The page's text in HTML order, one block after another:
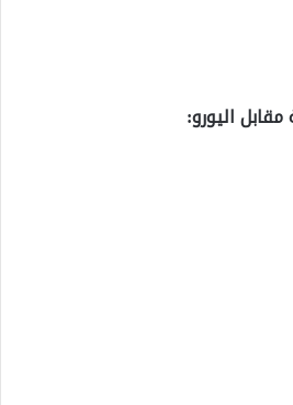
اليورو: